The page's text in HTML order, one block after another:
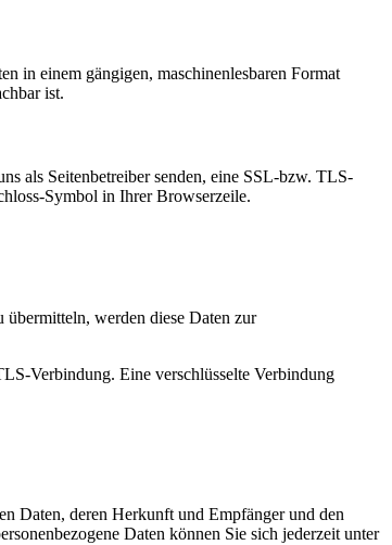
in einem gängigen, maschinenlesbaren Format
ist.
als Seitenbetreiber senden, eine SSL-bzw. TLS-
Symbol in Ihrer Browserzeile.
werden diese Daten zur
Verbindung. Eine verschlüsselte Verbindung
Daten, deren Herkunft und Empfänger und den
Daten können Sie sich jederzeit unter